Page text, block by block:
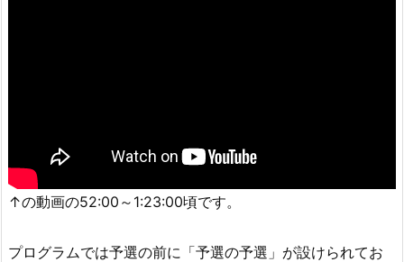
↑の動画の52:00～1:23:00頃です。
プログラムでは予選の前に「予選の予選」が設けられてお